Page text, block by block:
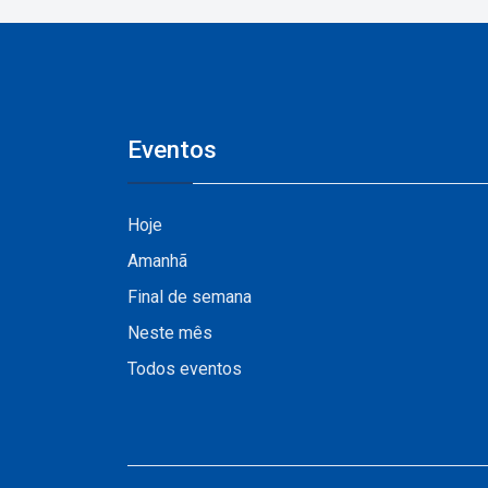
Vale do Pinhão
Eventos
Hoje
Amanhã
Final de semana
Neste mês
Todos eventos